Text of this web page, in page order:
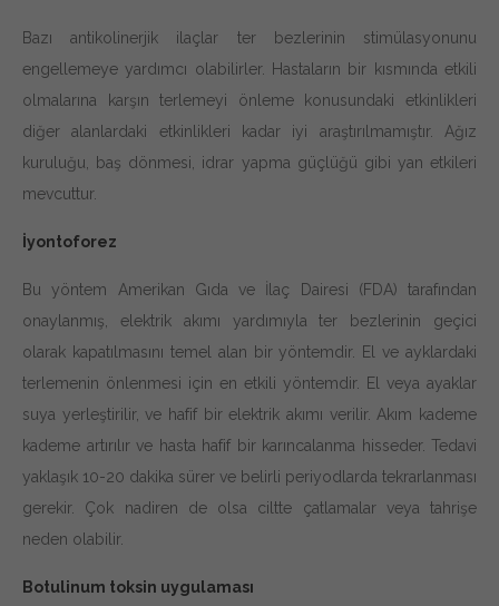
Bazı antikolinerjik ilaçlar ter bezlerinin stimülasyonunu
engellemeye yardımcı olabilirler. Hastaların bir kısmında etkili
olmalarına karşın terlemeyi önleme konusundaki etkinlikleri
diğer alanlardaki etkinlikleri kadar iyi araştırılmamıştır. Ağız
kuruluğu, baş dönmesi, idrar yapma güçlüğü gibi yan etkileri
mevcuttur.
İyontoforez
Bu yöntem Amerikan Gıda ve İlaç Dairesi (FDA) tarafından
onaylanmış, elektrik akımı yardımıyla ter bezlerinin geçici
olarak kapatılmasını temel alan bir yöntemdir. El ve ayklardaki
terlemenin önlenmesi için en etkili yöntemdir. El veya ayaklar
suya yerleştirilir, ve hafif bir elektrik akımı verilir. Akım kademe
kademe artırılır ve hasta hafif bir karıncalanma hisseder. Tedavi
yaklaşık 10-20 dakika sürer ve belirli periyodlarda tekrarlanması
gerekir. Çok nadiren de olsa ciltte çatlamalar veya tahrişe
neden olabilir.
Botulinum toksin uygulaması